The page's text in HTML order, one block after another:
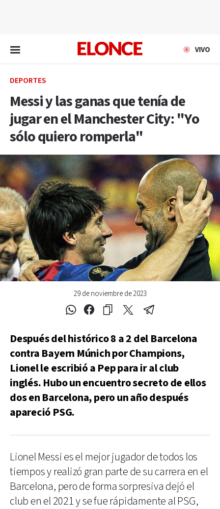
VIVO
DEPORTES
Messi y las ganas que tenía de
jugar en el Manchester City: "Yo
sólo quiero romperla"
29 de noviembre de 2023
Después del histórico 8 a 2 del Barcelona
contra Bayern Múnich por Champions,
Lionel le escribió a Pep para ir al club
inglés. Hubo un encuentro secreto de ellos
dos en Barcelona, pero un año después
apareció PSG.
Lionel Messi es el mejor jugador de todos los
tiempos y realizó gran parte de su carrera en el
Barcelona, pero de forma sorpresiva dejó el
club en el 2021 y se fue rápidamente al PSG,